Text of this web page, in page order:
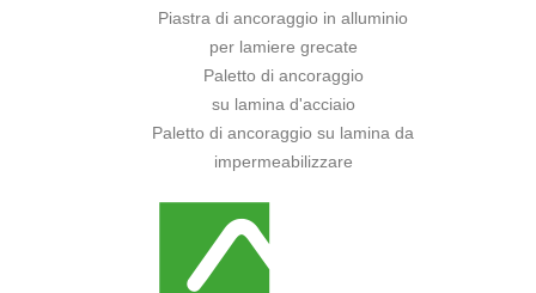
Piastra di ancoraggio in alluminio
per lamiere grecate
Paletto di ancoraggio
su lamina d'acciaio
Paletto di ancoraggio su lamina da
impermeabilizzare